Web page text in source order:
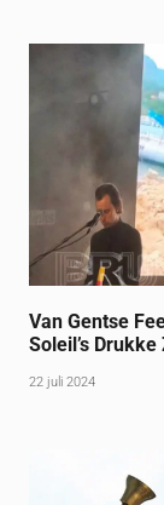
Van Gentse
Soleil’s
22 juli 2024